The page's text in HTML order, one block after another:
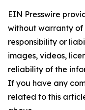
EIN Presswire
without warranty of
responsibility or
images, videos,
reliability of the
If you have any
related to this